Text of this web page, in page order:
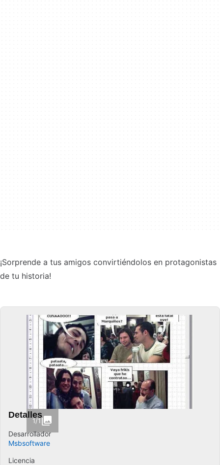
¡Sorprende a tus amigos convirtiéndolos en protagonistas
de tu historia!
1/1
Detalles
Desarrollador
Msbsoftware
Licencia